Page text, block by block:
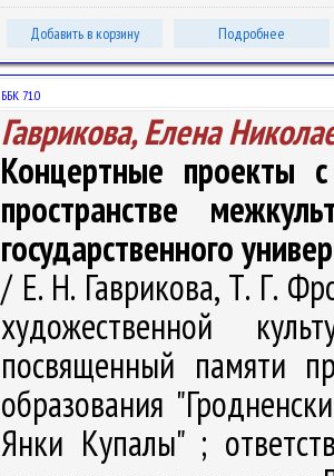
Добавить в корзину Подробнее
ББК 71.0
Гаврикова, Елена
Концертные проекты
пространстве
государственного
/ Е. Н. Гаврикова, Т. Г.
художественной
посвященный памяти
образования
Янки Купалы" ;